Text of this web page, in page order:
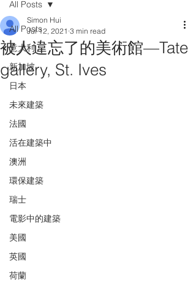
All Posts
意大利
新加坡
日本
未來建築
法國
活在建築中
澳洲
環保建築
瑞士
電影中的建築
美國
英國
荷蘭
All Posts
被人違忘了的美術館—Tate
gallery, St. Ives
Simon Hui
Jul 12, 2021 3 min read